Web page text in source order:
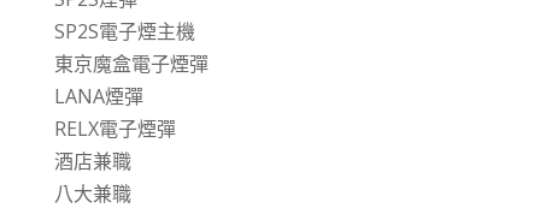
SP2S電子煙主機
東京魔盒電子煙彈
LANA煙彈
RELX電子煙彈
酒店兼職
八大兼職